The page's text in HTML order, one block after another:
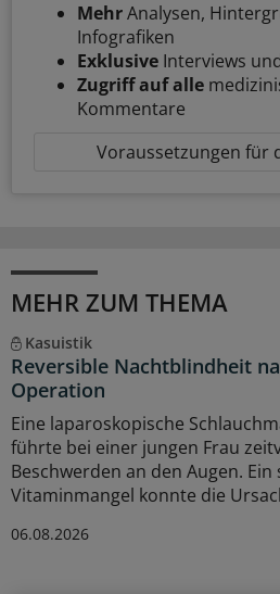
MehrAnalysen,
Infografiken
Exklusive Interviews
Zugriff auf alle
Kommentare
Voraussetzungen für
MEHR ZUM THEMA
Kasuistik
Reversible Nachtblindheit
Operation
Eine laparoskopische
führte bei einer jungen Frau
Beschwerden an den Augen.
Vitaminmangel konnte die
06.08.2026